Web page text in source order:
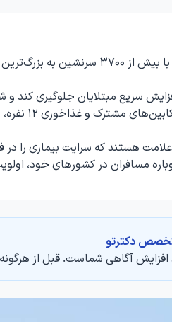
کشتی تفریحی دایموند پرنسس با
جلوگیری کند و شمار آن‌ها در ۱۴ روز از ۱۰
خدمه
هستند که سرایت بیماری را
مسافران در کشورهای خود،
دکترتو
آگاهی شماست. قبل از